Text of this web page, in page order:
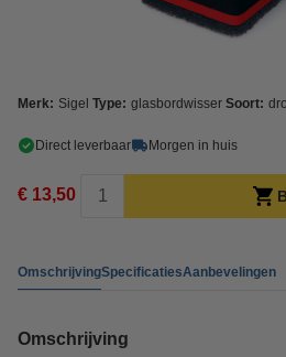
Merk: Sigel Type: glasbordwisser Soort:
Direct leverbaar Morgen in huis
€ 13,50
OmschrijvingSpecificatiesAanbevelingen
Omschrijving